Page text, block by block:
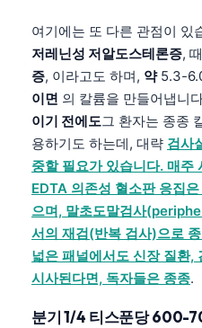
여기에는 또 다른 관점이 있
저레닌성 저알도스테론증,
증, 이라고도 하며, 약5.3-
이면 의 칼륨을 만들어냅니
이기 전에도그 환자는 종종
용하기도 하는데, 대략 검사
중할 필요가 있습니다. 매주
EDTA 의존성 혈소판 응집
으며, 말초도말검사
서의 재검(반복 검사)으로
넓은 패널에서도 신장 질환,
시사된다면, 독자들은 종종.
분기 1/4 티스푼당 600-